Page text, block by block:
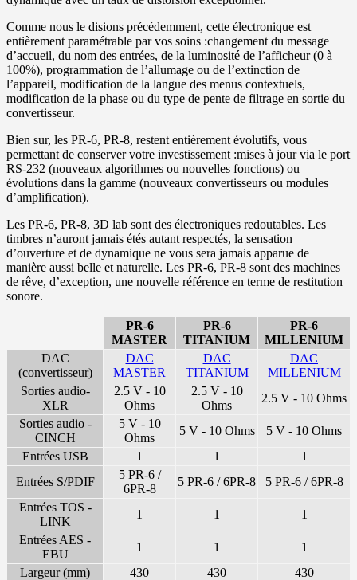
Comme nous le disions précédemment, cette électronique est
entièrement paramétrable par vos soins :changement du message
d’accueil, du nom des entrées, de la luminosité de l’afficheur (0 à
100%), programmation de l’allumage ou de l’extinction de
l’appareil, modification de la langue des menus contextuels,
modification de la phase ou du type de pente de filtrage en sortie du
convertisseur.
Bien sur, les PR-6, PR-8, restent entièrement évolutifs, vous
permettant de conserver votre investissement :mises à jour via le port
RS-232 (nouveaux algorithmes ou nouvelles fonctions) ou
évolutions dans la gamme (nouveaux convertisseurs ou modules
d’amplification).
Les PR-6, PR-8, 3D lab sont des électroniques redoutables. Les
timbres n’auront jamais étés autant respectés, la sensation
d’ouverture et de dynamique ne vous sera jamais apparue de
manière aussi belle et naturelle. Les PR-6, PR-8 sont des machines
de rêve, d’exception, une nouvelle référence en terme de restitution
sonore.
PR-6
MASTER
PR-6
TITANIUM
PR-6
MILLENIUM
DAC
(convertisseur)
DAC
MASTER
DAC
TITANIUM
DAC
MILLENIUM
Sorties audio-
XLR
2.5 V - 10
Ohms
2.5 V - 10
Ohms
2.5 V - 10 Ohms
Sorties audio -
CINCH
5 V - 10
Ohms
5 V - 10 Ohms
5 V - 10 Ohms
Entrées USB
1 1
1
Entrées S/PDIF
5 PR-6 /
6PR-8
5 PR-6 / 6PR-8
5 PR-6 / 6PR-8
Entrées TOS -
LINK
1 1
1
Entrées AES -
EBU
1 1
1
Largeur (mm)
430 430
430